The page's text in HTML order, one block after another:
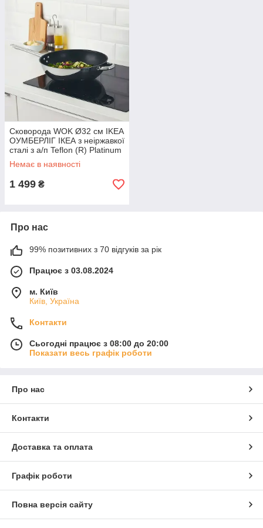
Сковорода WOK Ø32 см IKEA
ОУМБЕРЛІГ ІКЕА з неіржавкої
сталі з а/п Teflon (R) Platinum
Plus
Немає в наявності
1 499 ₴
Про нас
99% позитивних з 70 відгуків за рік
Працює з 03.08.2024
м. Київ
Київ, Україна
Контакти
Сьогодні працює з 08:00 до 20:00
Показати весь графік роботи
Про нас
Контакти
Доставка та оплата
Графік роботи
Повна версія сайту